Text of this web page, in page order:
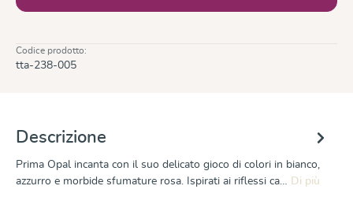
Codice prodotto:
tta-238-005
Descrizione
Prima Opal incanta con il suo delicato gioco di colori in bianco,
azzurro e morbide sfumature rosa. Ispirati ai riflessi ca… Di più